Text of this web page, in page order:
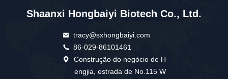
Shaanxi Hongbaiyi Biotech Co., Ltd.
tracy@sxhongbaiyi.com
86-029-86101461
Construção do negócio de H
engjia, estrada de No.115 W